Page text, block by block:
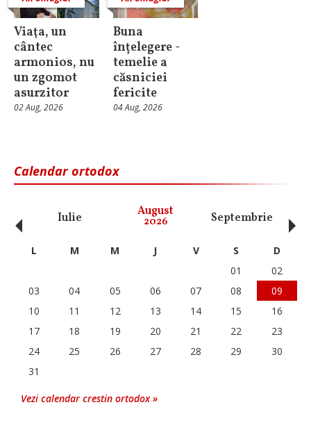
Viaţa, un
cântec
armonios, nu
un zgomot
asurzitor
02 Aug, 2026
Buna
înțelegere -
temelie a
căsniciei
fericite
04 Aug, 2026
Calendar ortodox
Iulie August
2026 Septembrie
‹ L M M J V S
D
01
02
03
04 05 06 07 08
09
10
11 12 13 14 15
16
17
18 19 20 21 22
23
24
25 26 27 28 29
30
31
Vezi calendar crestin ortodox »